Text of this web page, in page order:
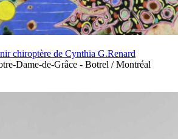
chiroptère de Cynthia G.Renard
Dame-de-Grâce - Botrel / Montréal